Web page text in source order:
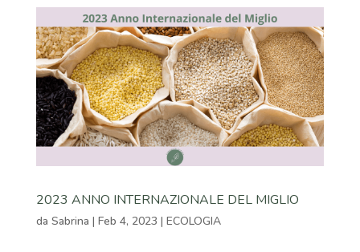
2023 ANNO INTERNAZIONALE DEL MIGLIO
da Sabrina | Feb 4, 2023 | ECOLOGIA